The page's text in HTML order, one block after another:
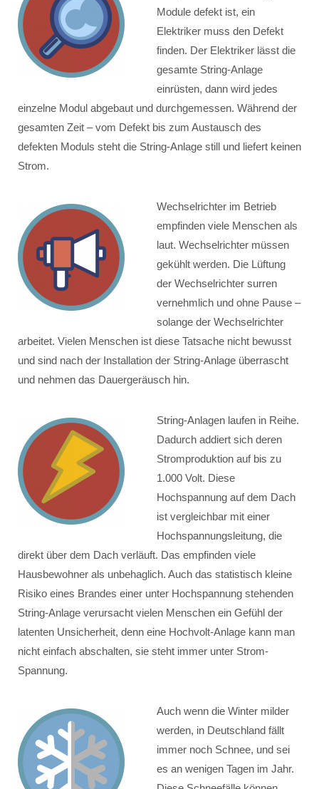
Module defekt ist, ein
Elektriker muss den Defekt
finden. Der Elektriker lässt die
gesamte String-Anlage
einrüsten, dann wird jedes
einzelne Modul abgebaut und durchgemessen. Während der
gesamten Zeit – vom Defekt bis zum Austausch des
defekten Moduls steht die String-Anlage still und liefert keinen
Strom.
Wechselrichter im Betrieb
empfinden viele Menschen als
laut. Wechselrichter müssen
gekühlt werden. Die Lüftung
der Wechselrichter surren
vernehmlich und ohne Pause –
solange der Wechselrichter
arbeitet. Vielen Menschen ist diese Tatsache nicht bewusst
und sind nach der Installation der String-Anlage überrascht
und nehmen das Dauergeräusch hin.
String-Anlagen laufen in Reihe.
Dadurch addiert sich deren
Stromproduktion auf bis zu
1.000 Volt. Diese
Hochspannung auf dem Dach
ist vergleichbar mit einer
Hochspannungsleitung, die
direkt über dem Dach verläuft. Das empfinden viele
Hausbewohner als unbehaglich. Auch das statistisch kleine
Risiko eines Brandes einer unter Hochspannung stehenden
String-Anlage verursacht vielen Menschen ein Gefühl der
latenten Unsicherheit, denn eine Hochvolt-Anlage kann man
nicht einfach abschalten, sie steht immer unter Strom-
Spannung.
Auch wenn die Winter milder
werden, in Deutschland fällt
immer noch Schnee, und sei
es an wenigen Tagen im Jahr.